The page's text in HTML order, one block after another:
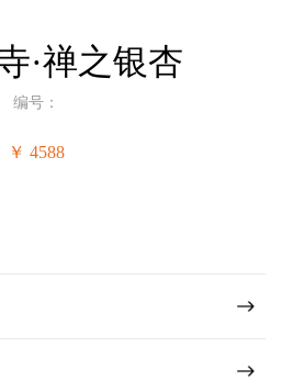
·禅之银杏
编号：
￥ 4588